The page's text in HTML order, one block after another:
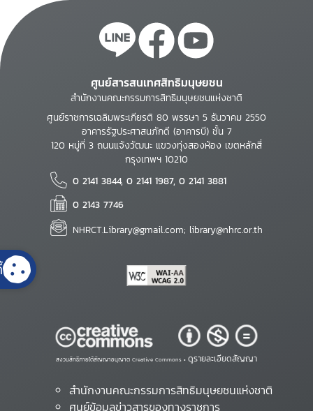
ศูนย์สารสนเทศสิทธิมนุษยชน
สำนักงานคณะกรรมการสิทธิมนุษยชนแห่งชาติ
ศูนย์ราชการเฉลิมพระเกียรติ 80 พรรษา 5 ธันวาคม 2550
อาคารรัฐประศาสนภักดี (อาคารบี) ชั้น 7
120 หมู่ที่ 3 ถนนแจ้งวัฒนะ แขวงทุ่งสองห้อง เขตหลักสี่
กรุงเทพฯ 10210
0 2141 3844, 0 2141 1987, 0 2141 3881
0 2143 7746
NHRCT.Library@gmail.com; library@nhrc.or.th
สงวนสิทธิ์ภายใต้สัญญาอนุญาต Creative Commons • ดูรายละเอียดสัญญา
สำนักงานคณะกรรมการสิทธิมนุษยชนแห่งชาติ
ศูนย์ข้อมูลข่าวสารของทางราชการ